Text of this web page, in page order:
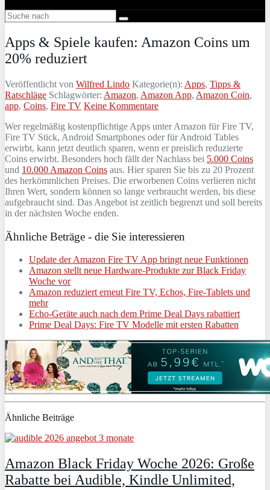
Apps & Spiele kaufen: Amazon Coins um
20% reduziert
Veröffentlicht von Wilfred Lindo Kategorie(n): Apps, Tipps &
Ratschläge Schlagwörter: Amazon, Amazon App, Amazon Coin,
app, Coins, Fire TV Keine Kommentare
Wer regelmäßig kostenpflichtige Apps unter Amazon für Fire TV,
Fire TV Stick, Android Smartphones oder für Android Tables
erwirbt, kann jetzt deutlich sparen, wenn er preislich reduzierte
Coins erwirbt. Besonders hoch fällt der Nachlass bei 5.000 Coins
und 10.000 Amazon Coins aus. Hier sparen Sie bis zu 20 Prozent
des herkömmlichen Preises. Die erworbenen Coins verlieren nicht
Ihren Wert, sondern können so lange verbraucht werden, bis diese
aufgebraucht sind. Das Angebot ist zeitlich begrenzt und soll bereits
in der nächsten Woche enden.
Ähnliche Beträge - die Sie interessieren
Update der Amazon Fire TV App bringt neue Funktionen
Amazon stellt neue Hardware-Produkte zur Black Friday
Woche vor
Amazon reduziert erneut Fire TV, Echos, Fire-Tablets und
mehr
Echo-Geräte auch nach dem Prime Deal Days rabattiert
Prime Deal Days: Fire TV Modelle mit ersten Rabatten
Ähnliche Beiträge
Amazon Black Friday Woche 2026: Große
Rabatte bei Audible, Kindle Unlimited,